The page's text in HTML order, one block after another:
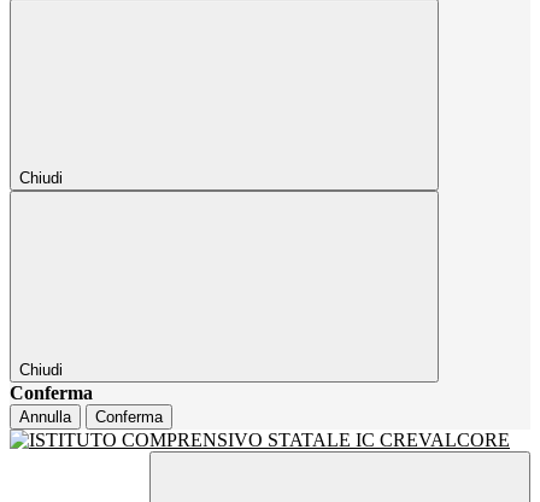
Chiudi
Chiudi
Conferma
Annulla Conferma